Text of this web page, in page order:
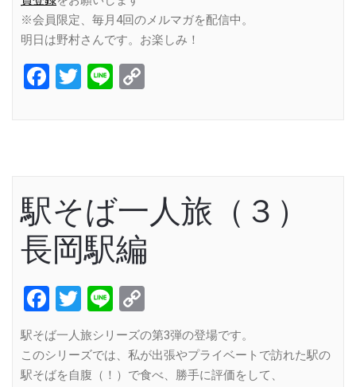
※会員限定、毎月4回のメルマガを配信中。
明日は野村さんです。お楽しみ！
Facebook
Twitter
Line
駅そば一人旅（３）
長岡駅編
Facebook
Twitter
Line
Link
駅そば一人旅シリーズの第3弾の登場です。
このシリーズでは、私が出張やプライベートで訪れた駅の
駅そばを自腹（！）で食べ、勝手に評価をして、